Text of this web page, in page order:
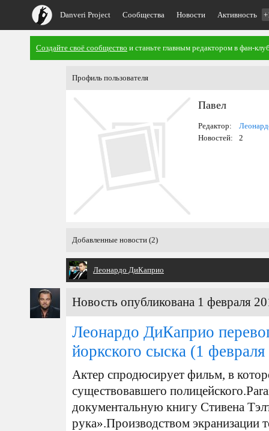
Danveri Project Сообщества Новости Активность
Создайте своё сообщество и станьте главным редактором в фан-
Профиль пользователя
Павел
Редактор:
Новостей:
2
Добавленные новости (2)
Леонардо ДиКаприо
Новость опубликована 1 февраля
Леонардо ДиКаприо
йоркского сыска (1
Актер спродюсирует фильм, в
существовавшего полицейского.
документальную книгу Стивена
рука».Производством экранизации